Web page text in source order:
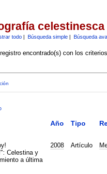
celestinesca
todo| Búsqueda simple| Búsqueda
encontrado(s) con los
Año Tipo
Celestina y
a última
2008 Artículo